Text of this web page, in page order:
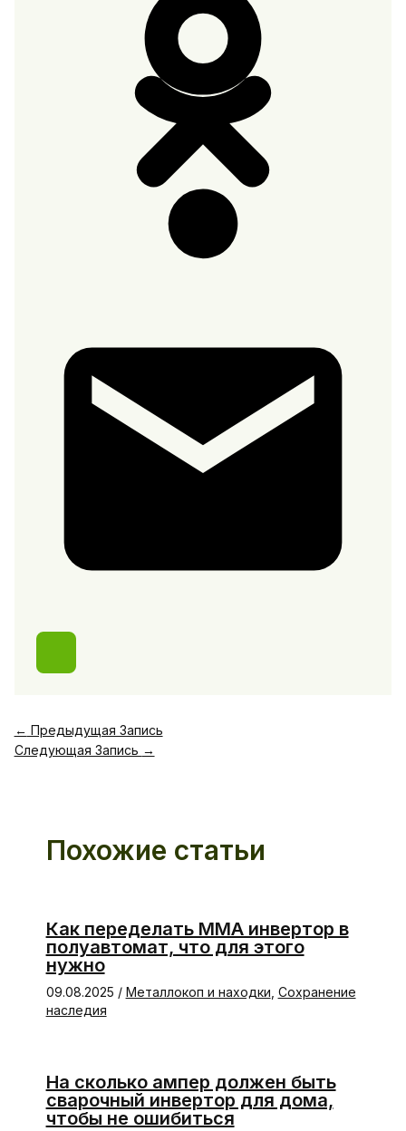
← Предыдущая Запись
Следующая Запись →
Похожие статьи
Как переделать ММА инвертор в
полуавтомат, что для этого
нужно
09.08.2025 / Металлокоп и находки Сохранение
наследия
На сколько ампер должен быть
сварочный инвертор для дома,
чтобы не ошибиться